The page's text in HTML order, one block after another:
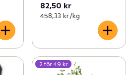
82,50 kr
458,33 kr /kg
2 för 49 kr